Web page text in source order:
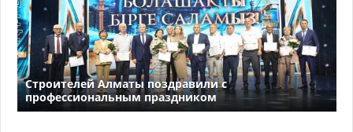
Строителей Алматы поздравили с
профессиональным праздником